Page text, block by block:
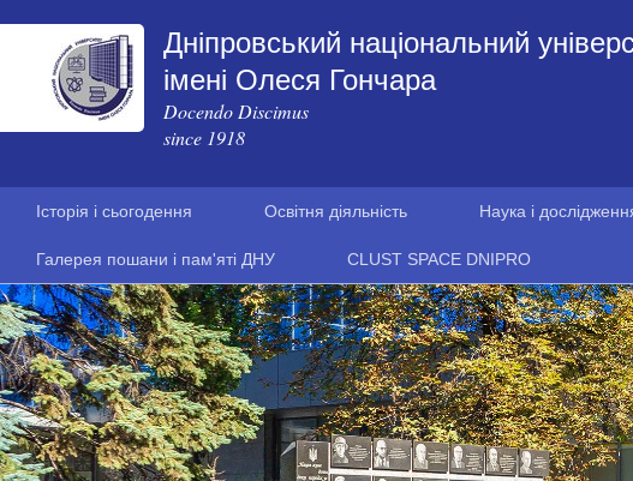
Дніпровський національний
імені Олеся Гончара
Docendo Discimus
since 1918
Історія і сьогодення Освітня діяльність Наука і
Галерея пошани і пам'яті ДНУ CLUST SPACE DNIPRO